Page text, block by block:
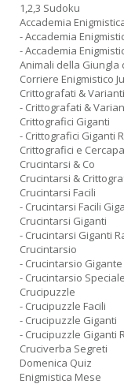
1,2,3 Sudoku
Accademia
- Accademia
- Accademia
Animali della Giungla
Corriere Enigmistico
Crittografati & Varianti
- Crittografati &
Crittografici Giganti
- Crittografici Giganti
Crittografici e
Crucintarsi & Co
Crucintarsi &
Crucintarsi Facili
- Crucintarsi Facili
Crucintarsi Giganti
- Crucintarsi Giganti
Crucintarsio
- Crucintarsio Gigante
- Crucintarsio
Crucipuzzle
- Crucipuzzle Facili
- Crucipuzzle Giganti
- Crucipuzzle Giganti
Cruciverba Segreti
Domenica Quiz
Enigmistica Mese